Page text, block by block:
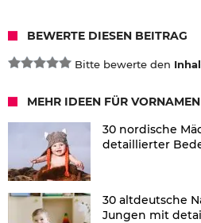
BEWERTE DIESEN BEITRAG
Bitte bewerte den
MEHR IDEEN FÜR VORNAMEN
30 nordische
detaillierter
30 altdeutsche
Jungen mit